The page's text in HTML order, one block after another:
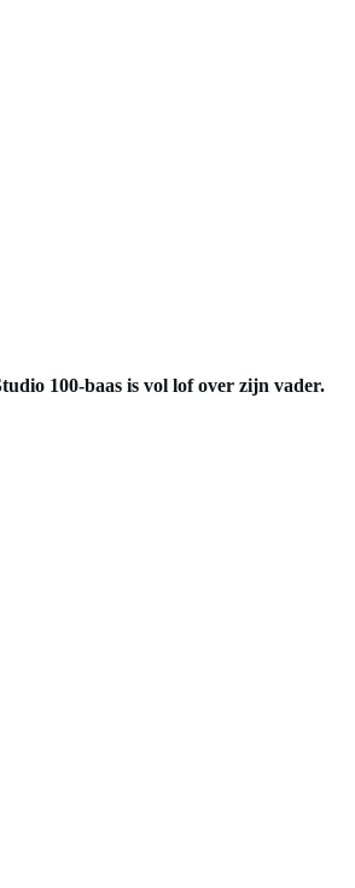
100-baas is vol lof over zijn vader.